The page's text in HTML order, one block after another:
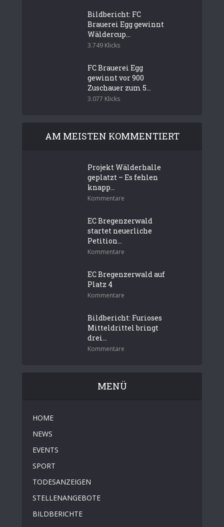
Bildbericht: FC
Brauerei Egg gewinnt
Wäldercup...
3.749 Klicks
FC Brauerei Egg
gewinnt vor 900
Zuschauer zum 5...
3.077 Klicks
AM MEISTEN KOMMENTIERT
Projekt Wälderhalle
geplatzt – Es fehlen
knapp...
Kommentare
EC Bregenzerwald
startet neuerliche
Petition...
Kommentare
EC Bregenzerwald auf
Platz 4
Kommentare
Bildbericht: Furioses
Mitteldrittel bringt
drei...
Kommentare
MENÜ
HOME
NEWS
EVENTS
SPORT
TODESANZEIGEN
STELLENANGEBOTE
BILDBERICHTE